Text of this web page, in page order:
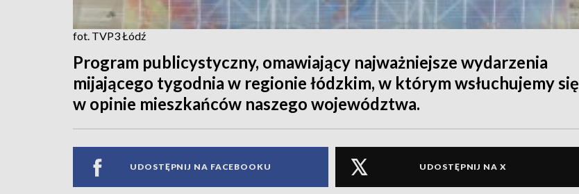
fot. TVP3 Łódź
Program publicystyczny, omawiający najważniejsze wydarzenia
mijającego tygodnia w regionie łódzkim, w którym wsłuchujemy się
w opinie mieszkańców naszego województwa.
UDOSTĘPNIJ NA FACEBOOKU UDOSTĘPNIJ NA X